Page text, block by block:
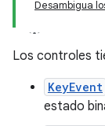
Desambigua
Los controles
KeyEvent
estado